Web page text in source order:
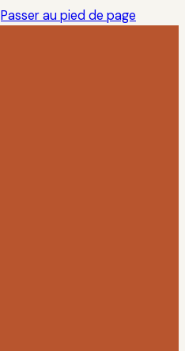
Passer au pied de page